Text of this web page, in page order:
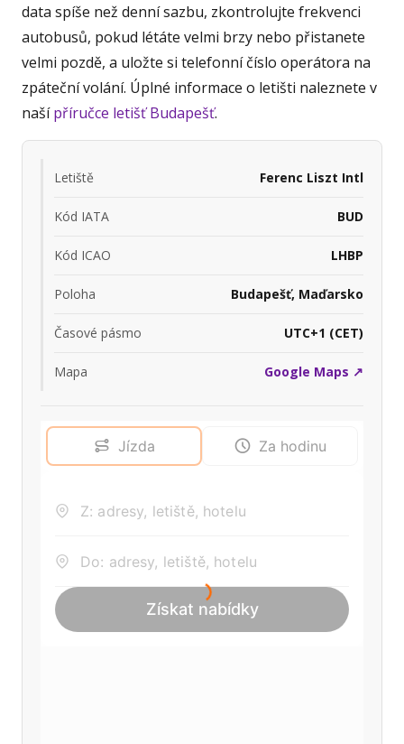
data spíše než denní sazbu, zkontrolujte frekvenci
autobusů, pokud létáte velmi brzy nebo přistanete
velmi pozdě, a uložte si telefonní číslo operátora na
zpáteční volání. Úplné informace o letišti naleznete v
našípříručce letišť Budapešť.
Letiště Ferenc Liszt Intl
Kód IATA BUD
Kód ICAO LHBP
Poloha Budapešť, Maďarsko
Časové pásmo UTC+1 (CET)
Mapa Google Maps ↗